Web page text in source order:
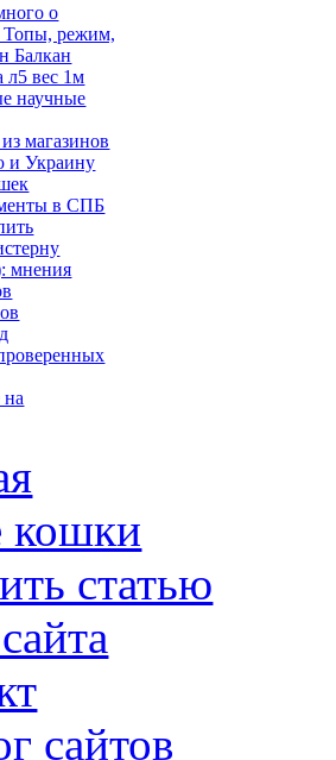
о
Топы, режим,
Балкан
л5 вес 1м
научные
магазинов
Украину
в СПБ
мнения
кошки
статью
сайтов